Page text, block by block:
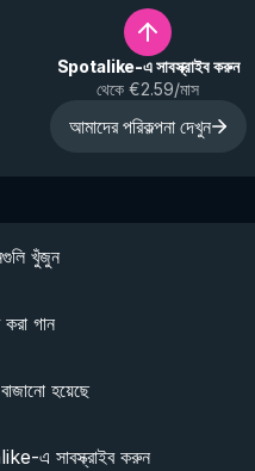
Spotalike-এ সাবস্ক্রাইব করুন
থেকে €2.59/মাস
আমাদের পরিকল্পনা দেখুন
খুঁজুন
গান
হয়েছে
এ সাবস্ক্রাইব করুন